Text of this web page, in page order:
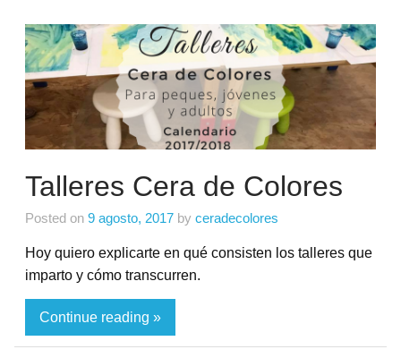
Talleres Cera de Colores
Posted on 9 agosto, 2017 by ceradecolores
Hoy quiero explicarte en qué consisten los talleres que
imparto y cómo transcurren.
Continue reading »